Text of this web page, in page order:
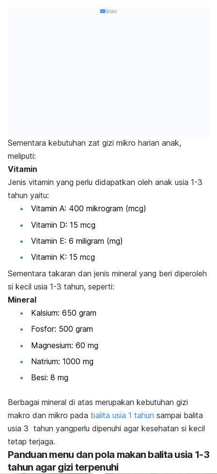
Iklan
Sementara kebutuhan zat gizi mikro harian anak,
meliputi:
Vitamin
Jenis vitamin yang perlu didapatkan oleh anak usia 1-3
tahun yaitu:
Vitamin A: 400 mikrogram (mcg)
Vitamin D: 15 mcg
Vitamin E: 6 miligram (mg)
Vitamin K: 15 mcg
Sementara takaran dan jenis mineral yang beri diperoleh
si kecil usia 1-3 tahun, seperti:
Mineral
Kalsium: 650 gram
Fosfor: 500 gram
Magnesium: 60 mg
Natrium: 1000 mg
Besi: 8 mg
Berbagai mineral di atas merupakan kebutuhan gizi
makro dan mikro pada balita usia 1 tahun sampai balita
usia 3 tahun yangperlu dipenuhi agar kesehatan si kecil
tetap terjaga.
Panduan menu dan pola makan balita usia 1-3
tahun agar gizi terpenuhi